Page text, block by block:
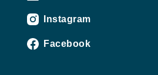
Instagram
Facebook